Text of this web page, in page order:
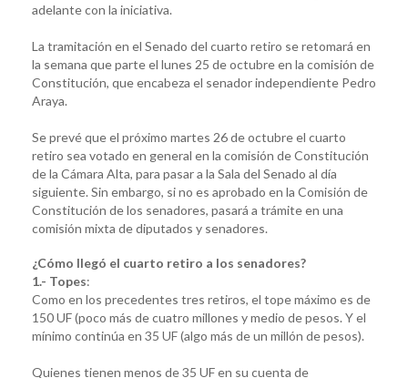
adelante con la iniciativa.
La tramitación en el Senado del cuarto retiro se retomará en
la semana que parte el lunes 25 de octubre en la comisión de
Constitución, que encabeza el senador independiente Pedro
Araya.
Se prevé que el próximo martes 26 de octubre el cuarto
retiro sea votado en general en la comisión de Constitución
de la Cámara Alta, para pasar a la Sala del Senado al día
siguiente. Sin embargo, si no es aprobado en la Comisión de
Constitución de los senadores, pasará a trámite en una
comisión mixta de diputados y senadores.
¿Cómo llegó el cuarto retiro a los senadores?
1.- Topes:
Como en los precedentes tres retiros, el tope máximo es de
150 UF (poco más de cuatro millones y medio de pesos. Y el
mínimo continúa en 35 UF (algo más de un millón de pesos).
Quienes tienen menos de 35 UF en su cuenta de